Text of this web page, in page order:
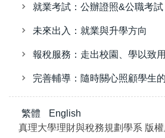
就業考試：公辦證照&公職考試
未來出入：就業與升學方向
報稅服務：走出校園、學以致用
完善輔導：隨時關心照顧學生
繁體
English
真理大學理財與稅務規劃學系 版